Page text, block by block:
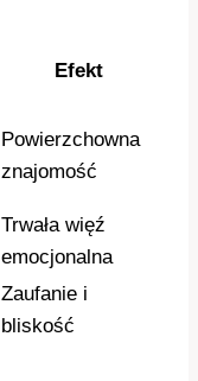
Efekt
Powierzchowna
znajomość
Trwała więź
emocjonalna
Zaufanie i
bliskość